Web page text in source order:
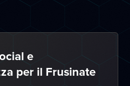
e
per il Frusinate